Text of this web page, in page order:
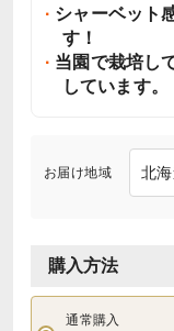
シャーベット
す！
当園で栽培し
しています。
お届け地域
購入方法
通常購入